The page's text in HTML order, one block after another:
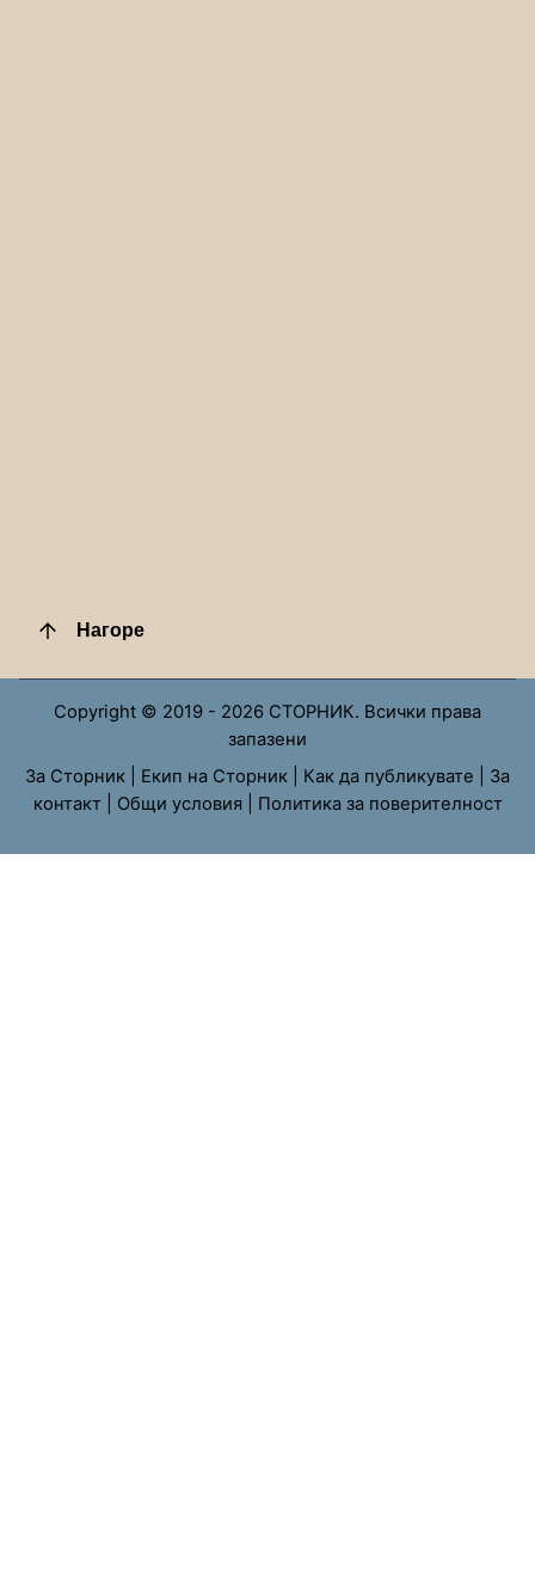
Нагоре
Copyright © 2019 - 2026 СТОРНИК. Всички права
запазени
За Сторник
Екип на Сторник Как да публикувате
За
контакт| Общи условия Политика за поверителност